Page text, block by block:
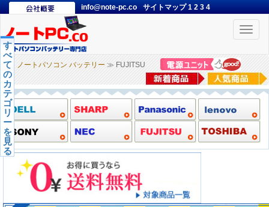
info@note-pc.co サイトマップ1 2 3 4
Toggle
ノートパソコン バッテリー ≫ FUJITSU
す
べ
て
の
カ
テ
ゴ
リ
ー
を
見
る